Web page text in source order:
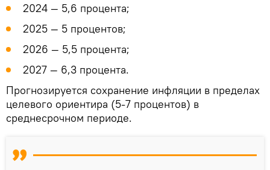
2024 — 5,6 процента;
2025 — 5 процентов;
2026 — 5,5 процента;
2027 — 6,3 процента.
Прогнозируется сохранение инфляции в пределах
целевого ориентира (5-7 процентов) в
среднесрочном периоде.